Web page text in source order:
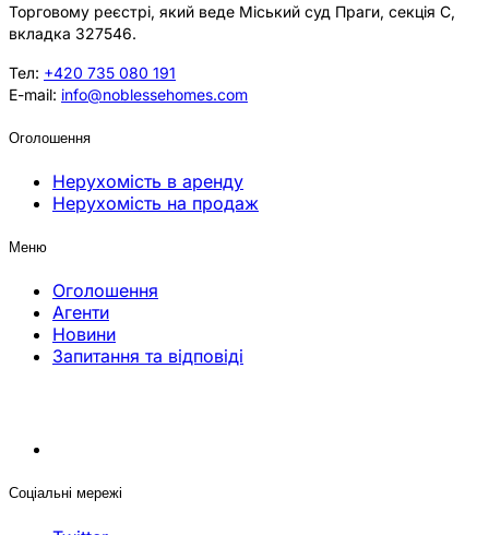
Торговому реєстрі, який веде Міський суд Праги, секція C,
вкладка 327546.
Тел: +420 735 080 191
E-mail: info@noblessehomes.com
Оголошення
Нерухомість в аренду
Нерухомість на продаж
Меню
Оголошення
Агенти
Новини
Запитання та відповіді
Соціальні мережі